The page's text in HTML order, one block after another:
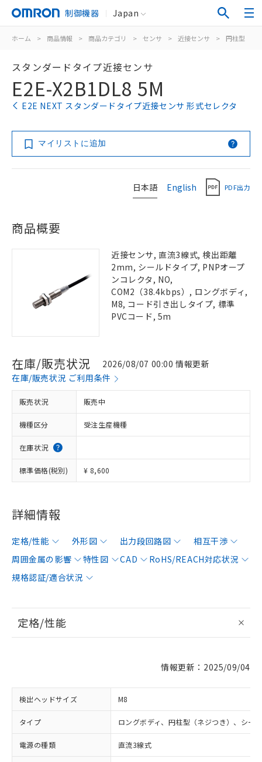
制御機器 Japan
ホーム > 商品情報 > 商品カテゴリ > センサ > 近接センサ > 円柱型
スタンダードタイプ近接センサ
E2E-X2B1DL8 5M
E2E NEXT スタンダードタイプ近接センサ 形式セレクタ
マイリストに追加
日本語 English PDF出力
商品概要
近接センサ, 直流3線式, 検出距離
2mm, シールドタイプ, PNPオープ
ンコレクタ, NO,
COM2（38.4kbps）, ロングボディ,
M8, コード引き出しタイプ, 標準
PVCコード, 5m
在庫/販売状況
2026/08/07 00:00 情報更新
在庫/販売状況 ご利用条件
販売状況 販売中
機種区分 受注生産機種
在庫状況
標準価格(税別) ¥ 8,600
詳細情報
定格/性能 外形図 出力段回路図
相互干渉
周囲金属の影響
特性図 CAD
RoHS/REACH対応状況
規格認証/適合状況
定格/性能
情報更新：2025/09/04
検出ヘッドサイズ M8
タイプ ロングボディ、円柱型（ネジつき）、シー
電源の種類 直流3線式